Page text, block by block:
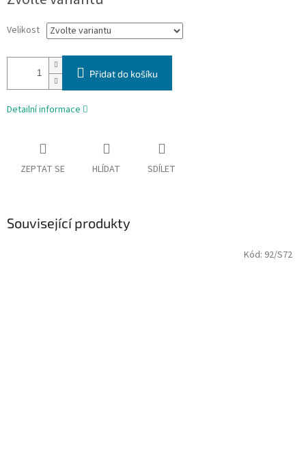
Velikost
Přidat do košíku
Detailní informace
ZEPTAT SE HLÍDAT SDÍLET
Související produkty
Kód: 92/S72